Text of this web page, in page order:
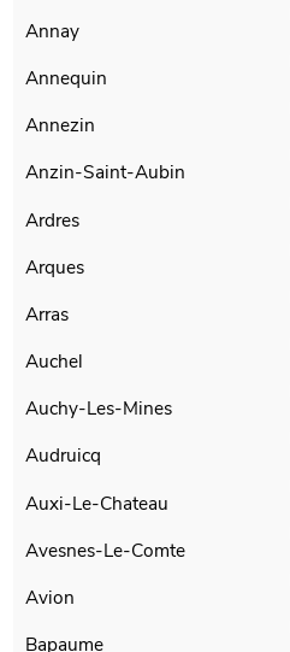
Annay
Annequin
Annezin
Anzin-Saint-Aubin
Ardres
Arques
Arras
Auchel
Auchy-Les-Mines
Audruicq
Auxi-Le-Chateau
Avesnes-Le-Comte
Avion
Bapaume